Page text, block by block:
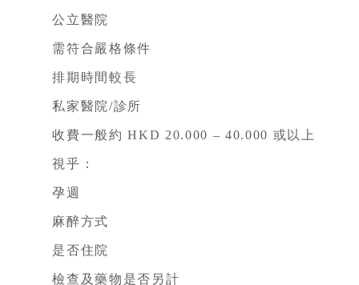
公立醫院
需符合嚴格條件
排期時間較長
私家醫院/診所
收費一般約 HKD 20.000 – 40.000 或以上
視乎：
孕週
麻醉方式
是否住院
檢查及藥物是否另計